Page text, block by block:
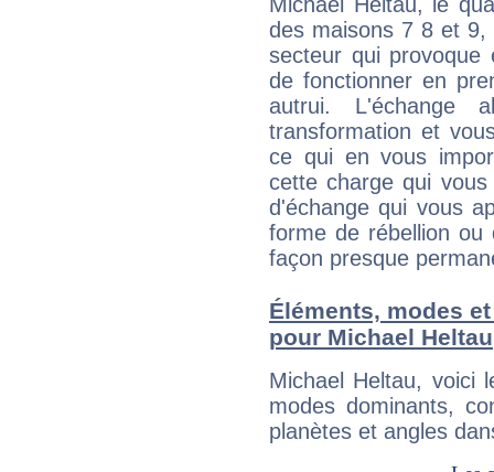
Michael Heltau, le
des maisons 7 8 et
secteur qui provoque
de fonctionner en
autrui. L'échange
transformation et
ce qui en vous
cette charge qui
d'échange qui vous
forme de rébellion ou
façon presque
Éléments, modes
pour Michael Heltau
Michael Heltau, voici
modes dominants,
planètes et angles